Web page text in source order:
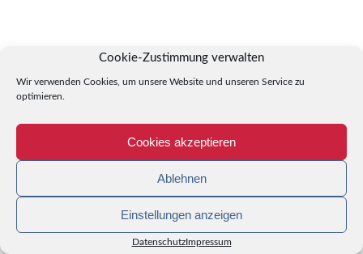
Cookie-Zustimmung verwalten
Wir verwenden Cookies, um unsere Website und unseren Service zu
optimieren.
Cookies akzeptieren
Ablehnen
Einstellungen anzeigen
DatenschutzImpressum